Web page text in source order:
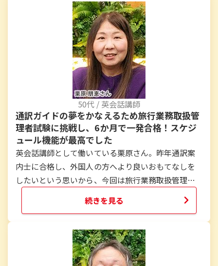
代わりに「いつでも観られる講義」と「わかりやす
いテキスト」で再挑戦。結果、国内旅行業務取扱管
理者に合格した渡辺さんの体験を、実際の学習スタ
イルや苦労、モチベーション維持法まで紹介しま
50代 / 英会話講師
通訳ガイドの夢をかなえるため旅行業務取扱管
理者試験に挑戦し、6か月で一発合格！スケジ
ュール機能が最高でした
英会話講師として働いている栗原さん。昨年通訳案
内士に合格し、外国人の方へより良いおもてなしを
したいという思いから、今回は旅行業務取扱管理者
試験に挑戦することに。講師をしながらの受験勉強
という忙しい日々の中、勉強時間の確保で役立った
フォーサイトのテキストや過去問題集、講義動画を
使ってみた感想など、様々なことを伺いました。
続きを見る